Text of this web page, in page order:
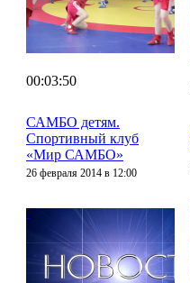
00:03:50
САМБО детям.
Спортивный клуб
«Мир САМБО»
26 февраля 2014 в 12:00